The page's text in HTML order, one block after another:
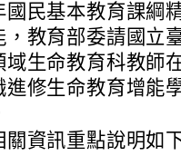
國民基本教育課綱
，教育部委請國立
域生命教育科教師
進修生命教育增能
關資訊重點說明如